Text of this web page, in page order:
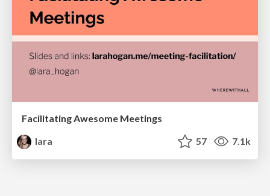
Facilitating Awesome Meetings
lara
57 7.1k